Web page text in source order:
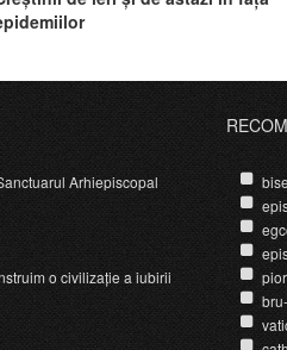
Arhiepiscopal
o civilizație a iubirii